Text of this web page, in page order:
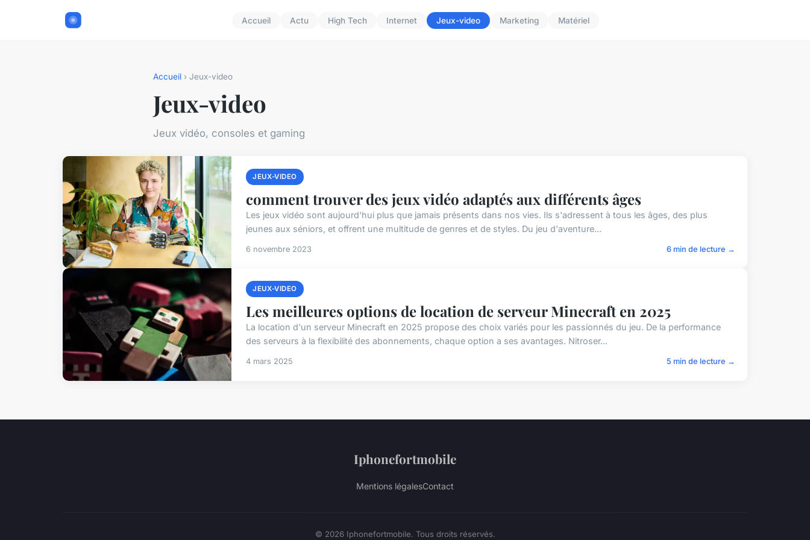
Accueil Actu High Tech Internet Jeux-video Marketing Matériel
Accueil › Jeux-video
Jeux-video
Jeux vidéo, consoles et gaming
JEUX-VIDEO
comment trouver des jeux vidéo adaptés aux différents âges
Les jeux vidéo sont aujourd'hui plus que jamais présents dans nos vies. Ils s'adressent à tous les âges, des plus
jeunes aux séniors, et offrent une multitude de genres et de styles. Du jeu d'aventure...
6 novembre 2023 6 min de lecture →
JEUX-VIDEO
Les meilleures options de location de serveur Minecraft en 2025
La location d'un serveur Minecraft en 2025 propose des choix variés pour les passionnés du jeu. De la performance
des serveurs à la flexibilité des abonnements, chaque option a ses avantages. Nitroser...
4 mars 2025 5 min de lecture →
Iphonefortmobile
Mentions légalesContact
© 2026 Iphonefortmobile. Tous droits réservés.